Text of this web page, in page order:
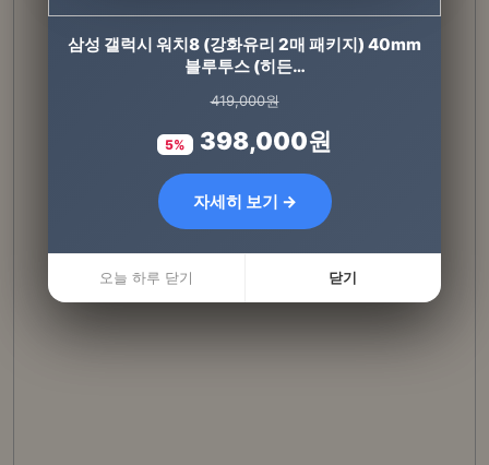
뉴트키즈 칼슘마그네슘비타민D 칼마디 비타민
K2 어린이 아기 유아 30…
96,000원
20% 76,800원
자세히 보기 →
오늘 하루 닫기 닫기
삼성 갤럭시 워치8 (강화유리 2매 패키지) 40mm
블루투스 (히든…
419,000원
5% 398,000원
자세히 보기 →
오늘 하루 닫기 닫기